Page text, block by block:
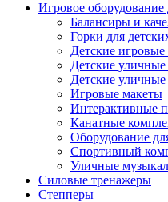
Игровое
Балансиры и
Горки для
Детские
Детские
Детские
Игровые макеты
Интерактивные
Канатные
Оборудование
Спортивный
Уличные
Силовые тренажеры
Степперы